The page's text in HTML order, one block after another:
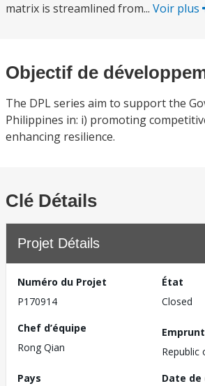
matrix is streamlined from... Voir plus
Objectif de
The DPL series aim to support the
Philippines in: i) promoting
enhancing resilience.
Clé Détails
Projet Détails
Numéro du Projet
P170914
État
Closed
Chef d’équipe
Rong Qian
Republic
Pays
Date